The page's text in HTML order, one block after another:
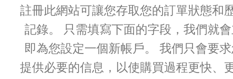
註冊此網站可讓您存取您的訂單狀態和
記錄。 只需填寫下面的字段，我們就
即為您設定一個新帳戶。 我們只會要
提供必要的信息，以使購買過程更快、